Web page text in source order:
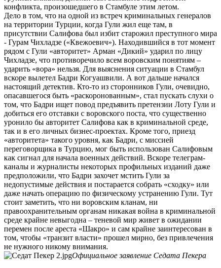
конфликта, произошедшего в Стамбуле этим летом.
Дело в том, что на одной из встреч криминальных генералов
на территории Турции, когда Гули жил еще там, в
присутствии Салифова был избит старожил преступного мира
- Гурам Чихладзе («Квежоевич»). Находившийся в тот момент
рядом с Гули «авторитет» Арман «Дикий» ударил по лицу
Чихладзе, что противоречило всем воровским понятиям –
ударить «вора» нельзя. Для выяснения ситуации в Стамбул
вскоре вылетел Бадри Когуашвили. А вот дальше начался
настоящий детектив. Кто-то из сторонников Гули, очевидно,
опасавшегося быть «раскоронованным», стал пускать слухи о
том, что Бадри ищет повод предъявить претензии Лоту Гули и
добиться его отставки с воровского поста, что существенно
уронило бы авторитет Салифова как в криминальной среде,
так и в его личных бизнес-проектах. Кроме того, приезд
«авторитета» такого уровня, как Бадри, с миссией
переговорщика в Турцию, мог быть использован Салифовым
как сигнал для начала военных действий. Вскоре телеграм-
каналы и журналисты некоторых профильных изданий даже
предположили, что Бадри захочет мстить Гули за
недопустимые действия и постарается собрать «сходку» или
даже начать операцию по физическому устранению Гули. Тут
стоит заметить, что ни воровским кланам, ни
правоохранительным органам никакая война в криминальной
среде крайне невыгодна – теневой мир живет в ожидании
перемен после ареста «Шакро» и сам крайне заинтересован в
том, чтобы «транзит власти» прошел мирно, без привлечения
не нужного никому внимания.
Официальное заявление Седата Пекера